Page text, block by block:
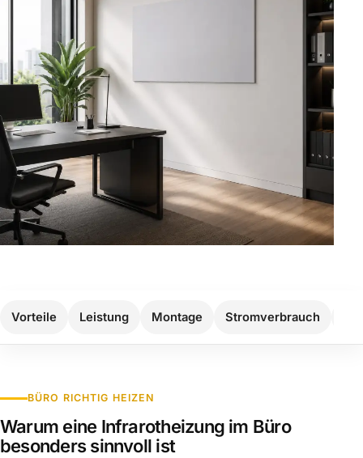
Vorteile Leistung Montage Stromverbrauch
BÜRO RICHTIG HEIZEN
Warum eine Infrarotheizung im Büro
besonders sinnvoll ist